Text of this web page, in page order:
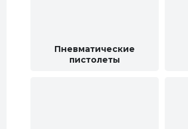
Пневматические
пистолеты